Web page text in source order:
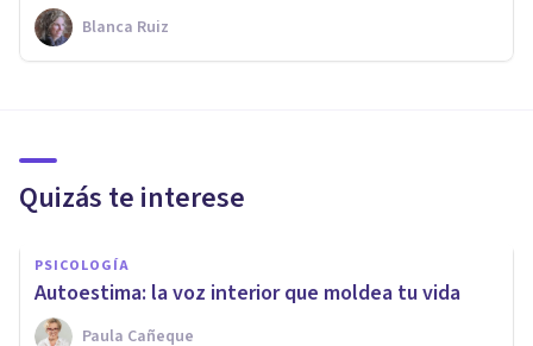
Blanca Ruiz
Quizás te interese
PSICOLOGÍA
Autoestima: la voz interior que moldea tu vida
Paula Cañeque